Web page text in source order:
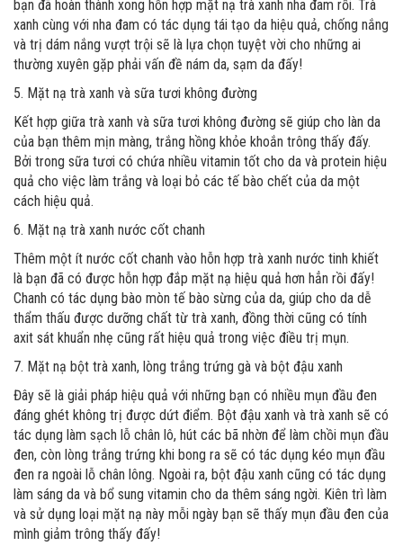
bạn đã hoàn thành xong hỗn hợp mặt nạ trà xanh nha đam rồi. Trà
xanh cùng với nha đam có tác dụng tái tạo da hiệu quả, chống nắng
và trị dám nắng vượt trội sẽ là lựa chọn tuyệt vời cho những ai
thường xuyên gặp phải vấn đề nám da, sạm da đấy!
5. Mặt nạ trà xanh và sữa tươi không đường
Kết hợp giữa trà xanh và sữa tươi không đường sẽ giúp cho làn da
của bạn thêm mịn màng, trắng hồng khỏe khoắn trông thấy đấy.
Bởi trong sữa tươi có chứa nhiều vitamin tốt cho da và protein hiệu
quả cho việc làm trắng và loại bỏ các tế bào chết của da một
cách hiệu quả.
6. Mặt nạ trà xanh nước cốt chanh
Thêm một ít nước cốt chanh vào hỗn hợp trà xanh nước tinh khiết
là bạn đã có được hỗn hợp đắp mặt nạ hiệu quả hơn hẳn rồi đấy!
Chanh có tác dụng bào mòn tế bào sừng của da, giúp cho da dễ
thẩm thấu được dưỡng chất từ trà xanh, đồng thời cũng có tính
axit sát khuẩn nhẹ cũng rất hiệu quả trong việc điều trị mụn.
7. Mặt nạ bột trà xanh, lòng trắng trứng gà và bột đậu xanh
Đây sẽ là giải pháp hiệu quả với những bạn có nhiều mụn đầu đen
đáng ghét không trị được dứt điểm. Bột đậu xanh và trà xanh sẽ có
tác dụng làm sạch lỗ chân lô, hút các bã nhờn để làm chồi mụn đầu
đen, còn lòng trắng trứng khi bong ra sẽ có tác dụng kéo mụn đầu
đen ra ngoài lỗ chân lông. Ngoài ra, bột đậu xanh cũng có tác dụng
làm sáng da và bổ sung vitamin cho da thêm sáng ngời. Kiên trì làm
và sử dụng loại mặt nạ này mỗi ngày bạn sẽ thấy mụn đầu đen của
mình giảm trông thấy đấy!